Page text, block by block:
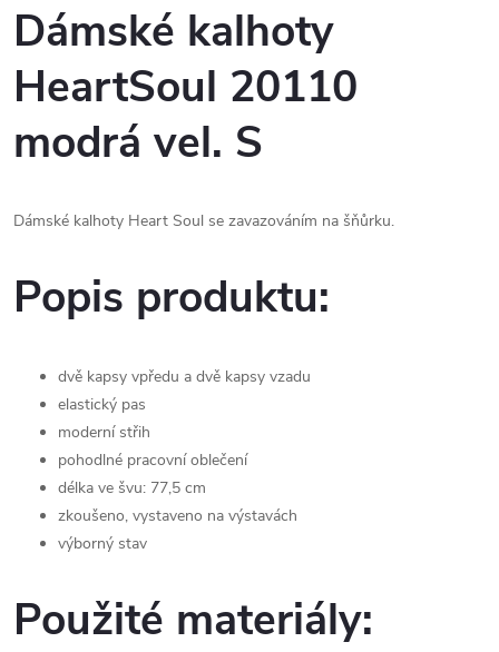
Dámské kalhoty
HeartSoul 20110
modrá vel. S
Dámské kalhoty Heart Soul se zavazováním na šňůrku.
Popis produktu:
dvě kapsy vpředu a dvě kapsy vzadu
elastický pas
moderní střih
pohodlné pracovní oblečení
délka ve švu: 77,5 cm
zkoušeno, vystaveno na výstavách
výborný stav
Použité materiály: